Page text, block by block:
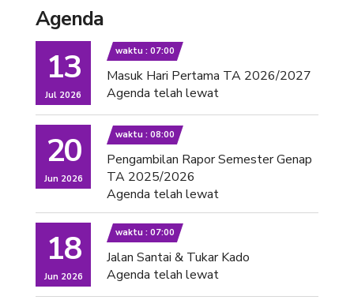
Agenda
13
Jul 2026
waktu : 07:00
Masuk Hari Pertama TA 2026/2027
Agenda telah lewat
20
Jun 2026
waktu : 08:00
Pengambilan Rapor Semester Genap
TA 2025/2026
Agenda telah lewat
18
Jun 2026
waktu : 07:00
Jalan Santai & Tukar Kado
Agenda telah lewat